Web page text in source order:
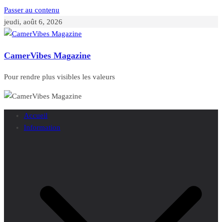
Passer au contenu
jeudi, août 6, 2026
CamerVibes Magazine
Pour rendre plus visibles les valeurs
Accueil
Information